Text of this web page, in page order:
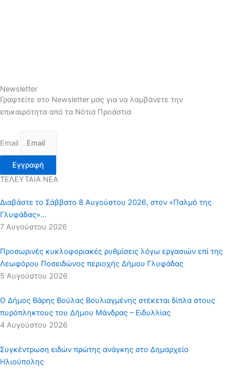
Newsletter
Γραφτείτε στο Newsletter μας για να λαμβάνετε την
επικαιρότητα από τα Νότια Προάστια
Email
Εγγραφή
ΤΕΛΕΥΤΑΙΑ ΝΕΑ
Διαβάστε το Σάββατο 8 Αυγούστου 2026, στον «Παλμό της
Γλυφάδας»…
7 Αυγούστου 2026
Προσωρινές κυκλοφοριακές ρυθμίσεις λόγω εργασιών επί της
Λεωφόρου Ποσειδώνος περιοχής Δήμου Γλυφάδας
5 Αυγούστου 2026
Ο Δήμος Βάρης Βούλας Βουλιαγμένης στέκεται δίπλα στους
πυρόπληκτους του Δήμου Μάνδρας – Ειδυλλίας
4 Αυγούστου 2026
Συγκέντρωση ειδών πρώτης ανάγκης στο Δημαρχείο
Ηλιούπολης